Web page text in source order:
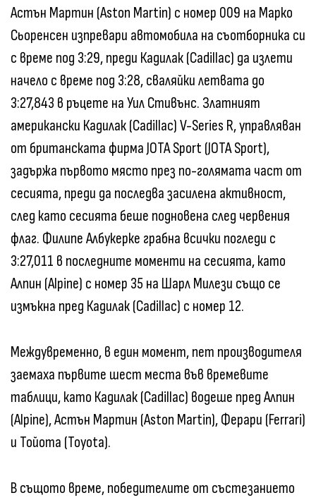
Астън Мартин (Aston Martin) с номер 009 на Марко
Сьоренсен изпревари автомобила на съотборника си
с време под 3:29, преди Кадилак (Cadillac) да излети
начело с време под 3:28, сваляйки летвата до
3:27,843 в ръцете на Уил Стивънс. Златният
американски Кадилак (Cadillac) V-Series R, управляван
от британската фирма JOTA Sport (JOTA Sport),
задържа първото място през по-голямата част от
сесията, преди да последва засилена активност,
след като сесията беше подновена след червения
флаг. Филипе Албукерке грабна всички погледи с
3:27,011 в последните моменти на сесията, като
Алпин (Alpine) с номер 35 на Шарл Милези също се
измъкна пред Кадилак (Cadillac) с номер 12.
Междувременно, в един момент, пет производителя
заемаха първите шест места във времевите
таблици, като Кадилак (Cadillac) водеше пред Алпин
(Alpine), Астън Мартин (Aston Martin), Ферари (Ferrari)
и Тойота (Toyota).
В същото време, победителите от състезанието